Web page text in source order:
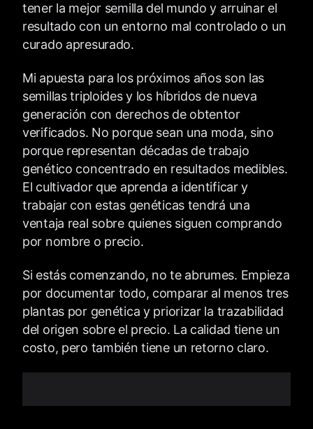
tener la mejor semilla del mundo y arruinar el
resultado con un entorno mal controlado o un
curado apresurado.
Mi apuesta para los próximos años son las
semillas triploides y los híbridos de nueva
generación con derechos de obtentor
verificados. No porque sean una moda, sino
porque representan décadas de trabajo
genético concentrado en resultados medibles.
El cultivador que aprenda a identificar y
trabajar con estas genéticas tendrá una
ventaja real sobre quienes siguen comprando
por nombre o precio.
Si estás comenzando, no te abrumes. Empieza
por documentar todo, comparar al menos tres
plantas por genética y priorizar la trazabilidad
del origen sobre el precio. La calidad tiene un
costo, pero también tiene un retorno claro.